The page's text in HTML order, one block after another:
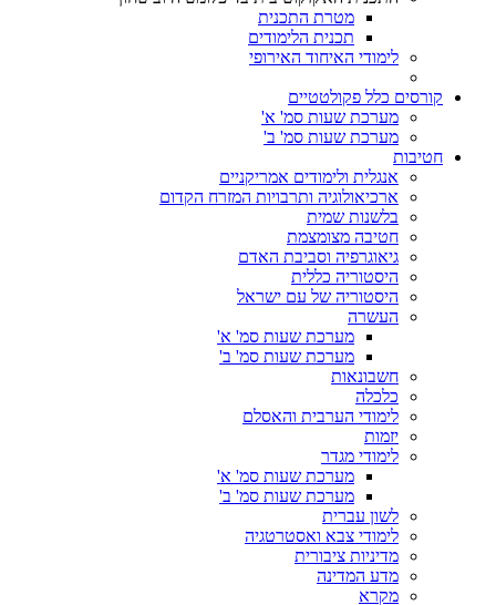
מטרת התכנית
תכנית הלימודים
לימודי האיחוד האירופי
קורסים כלל פקולטטיים
מערכת שעות סמ' א'
מערכת שעות סמ' ב'
חטיבות
אנגלית ולימודים אמריקניים
ארכיאולוגיה ותרבויות המזרח הקדום
בלשנות שמית
חטיבה מצומצמת
גיאוגרפיה וסביבת האדם
היסטוריה כללית
היסטוריה של עם ישראל
העשרה
מערכת שעות סמ' א'
מערכת שעות סמ' ב'
חשבונאות
כלכלה
לימודי הערבית והאסלם
יזמות
לימודי מגדר
מערכת שעות סמ' א'
מערכת שעות סמ' ב'
לשון עברית
לימודי צבא ואסטרטגיה
מדיניות ציבורית
מדע המדינה
מקרא